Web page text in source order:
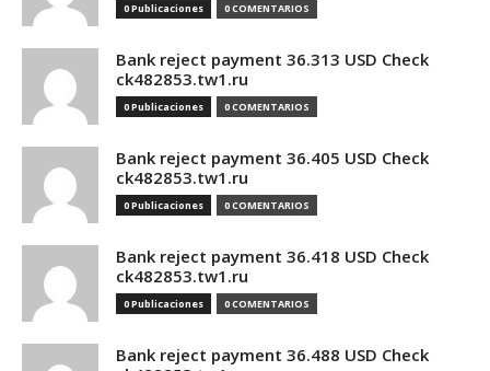
0 Publicaciones 0 COMENTARIOS
Bank reject payment 36.313 USD Check
ck482853.tw1.ru
0 Publicaciones 0 COMENTARIOS
Bank reject payment 36.405 USD Check
ck482853.tw1.ru
0 Publicaciones 0 COMENTARIOS
Bank reject payment 36.418 USD Check
ck482853.tw1.ru
0 Publicaciones 0 COMENTARIOS
Bank reject payment 36.488 USD Check